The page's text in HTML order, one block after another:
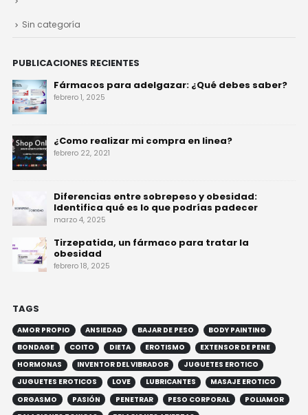
Sin categoría
PUBLICACIONES RECIENTES
Fármacos para adelgazar: ¿Qué debes saber?
febrero 1, 2025
¿Como realizar mi compra en linea?
febrero 22, 2021
Diferencias entre sobrepeso y obesidad:
Identifica qué es lo que podrías padecer
marzo 4, 2025
Tirzepatida, un fármaco para tratar la
obesidad
febrero 18, 2025
TAGS
AMOR PROPIO ANSIEDAD BAJAR DE PESO
BODY PAINTING
BONDAGE
COITO DIETA EROTISMO
EXTENSOR DE PENE
HORMONAS
INVENTOR DEL VIBRADOR
JUGUETES EROTICO
JUGUETES EROTICOS
LOVE LUBRICANTES
MASAJE EROTICO
ORGASMO
PASIÓN PENETRAR PESO CORPORAL
POLIAMOR